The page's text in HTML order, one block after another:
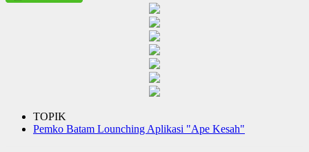
TOPIK
Pemko Batam Lounching Aplikasi "Ape Kesah"